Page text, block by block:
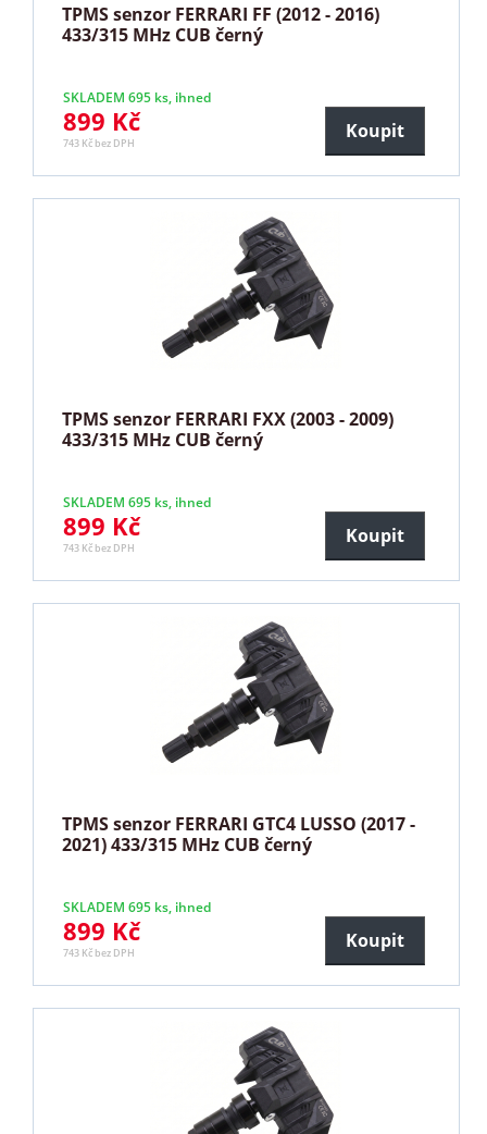
TPMS senzor FERRARI FF (2012 - 2016)
433/315 MHz CUB černý
SKLADEM 695 ks, ihned
899 Kč
743 Kč bez DPH
Koupit
TPMS senzor FERRARI FXX (2003 - 2009)
433/315 MHz CUB černý
SKLADEM 695 ks, ihned
899 Kč
743 Kč bez DPH
Koupit
TPMS senzor FERRARI GTC4 LUSSO (2017 -
2021) 433/315 MHz CUB černý
SKLADEM 695 ks, ihned
899 Kč
743 Kč bez DPH
Koupit